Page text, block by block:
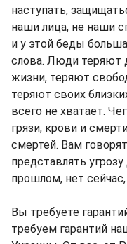
наступать,
наши лица, не наши
и у этой беды
слова. Люди теряют
жизни, теряют
теряют своих
всего не хватает.
грязи, крови и
смертей. Вам
представлять
прошлом, нет
Вы требуете
требуем гарантий